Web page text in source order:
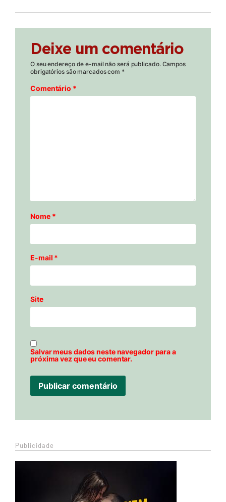
Deixe um comentário
O seu endereço de e-mail não será publicado. Campos
obrigatórios são marcados com *
Comentário *
Nome *
E-mail *
Site
Salvar meus dados neste navegador para a
próxima vez que eu comentar.
Publicidade